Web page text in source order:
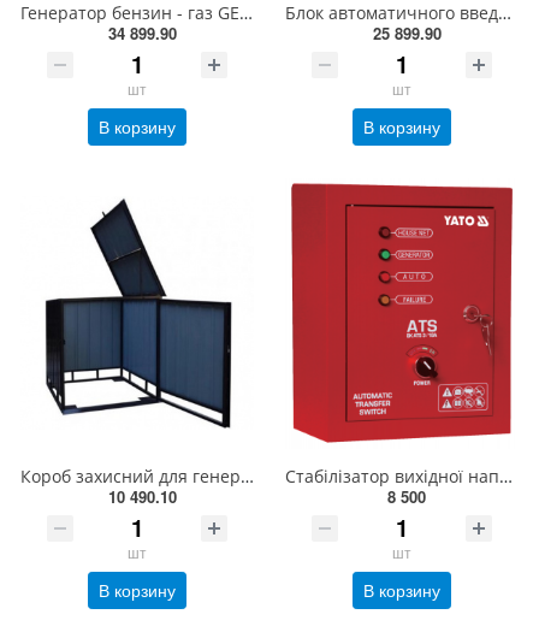
Генератор бензин - газ GENERGY NATURA 3000 3/2,6 кВт(240051090)
34 899.90
шт
В корзину
Блок автоматичного введення резерву FIRMAN 125А (240205093)
25 899.90
шт
В корзину
Короб захисний для генератора STARK 800х600х650 мм, передні двері (240000993)
10 490.10
шт
В корзину
Стабілізатор вихідної напруги 230 В YATO 1-фазний 50 А для генераторів від 3 до 12 кВт (АВР) YT-8543
8 500
шт
В корзину